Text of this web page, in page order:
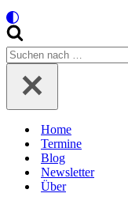
Suchen
nach …
Home
Termine
Blog
Newsletter
Über